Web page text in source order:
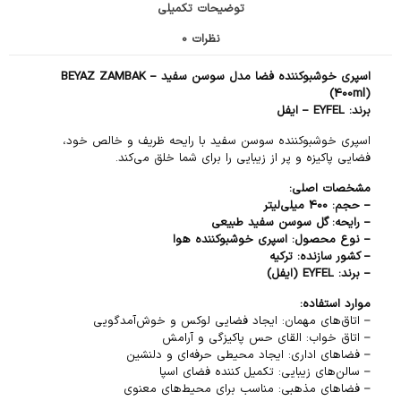
توضیحات تکمیلی
نظرات0
اسپری خوشبوکننده فضا مدل سوسن سفید – BEYAZ ZAMBAK
(400ml)
برند: EYFEL – ایفل
اسپری خوشبوکننده سوسن سفید با رایحه ظریف و خالص خود،
فضایی پاکیزه و پر از زیبایی را برای شما خلق می‌کند.
مشخصات اصلی:
– حجم: 400 میلی‌لیتر
– رایحه: گل سوسن سفید طبیعی
– نوع محصول: اسپری خوشبوکننده هوا
– کشور سازنده: ترکیه
– برند: EYFEL (ایفل)
موارد استفاده:
– اتاق‌های مهمان: ایجاد فضایی لوکس و خوش‌آمدگویی
– اتاق خواب: القای حس پاکیزگی و آرامش
– فضاهای اداری: ایجاد محیطی حرفه‌ای و دلنشین
– سالن‌های زیبایی: تکمیل کننده فضای اسپا
– فضاهای مذهبی: مناسب برای محیط‌های معنوی